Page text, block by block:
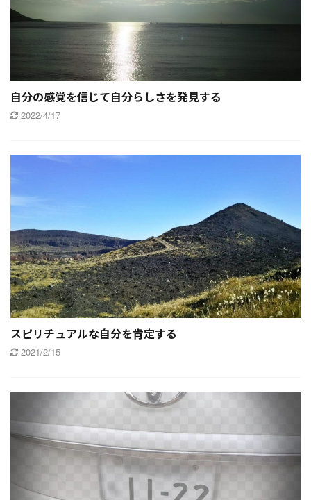
自分の感覚を信じて自分らしさを発見する
2022/4/17
スピリチュアルな自分を肯定する
2021/2/15